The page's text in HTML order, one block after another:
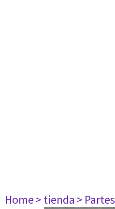
Home> tienda> Partes